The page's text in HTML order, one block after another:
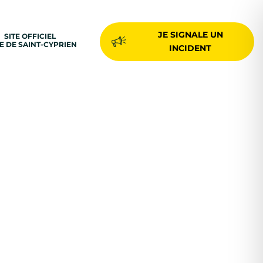
SITE OFFICIEL
DE SAINT-CYPRIEN
JE SIGNALE UN
INCIDENT